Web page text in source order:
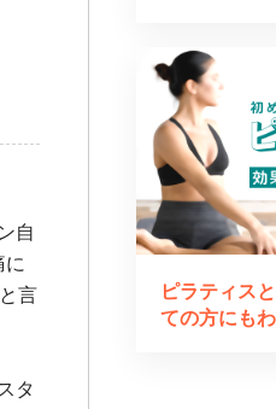
自
に
言
タ
ピラティス
ての方にも